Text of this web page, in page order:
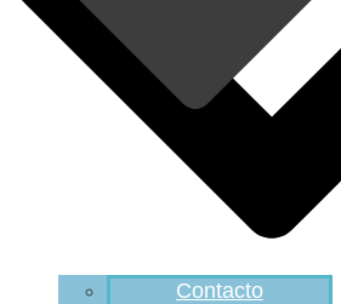
Contacto